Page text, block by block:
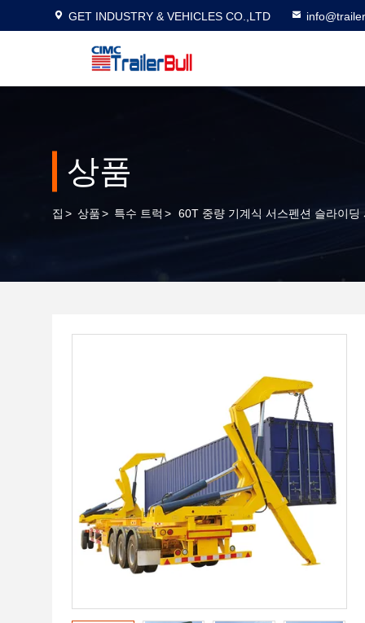
GET INDUSTRY & VEHICLES CO.,LTD
상품
집 > 상품> 특수 트럭 > 60T 중량 기계식 서스펜션 슬라이